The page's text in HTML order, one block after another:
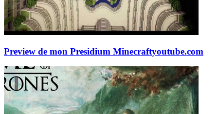
Preview de mon Presidium Minecraftyoutube.com